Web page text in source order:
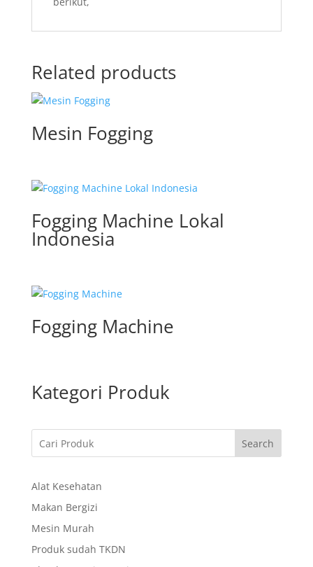
Related products
Mesin Fogging
Fogging Machine Lokal
Indonesia
Fogging Machine
Kategori Produk
Search
Alat Kesehatan
Makan Bergizi
Mesin Murah
Produk sudah TKDN